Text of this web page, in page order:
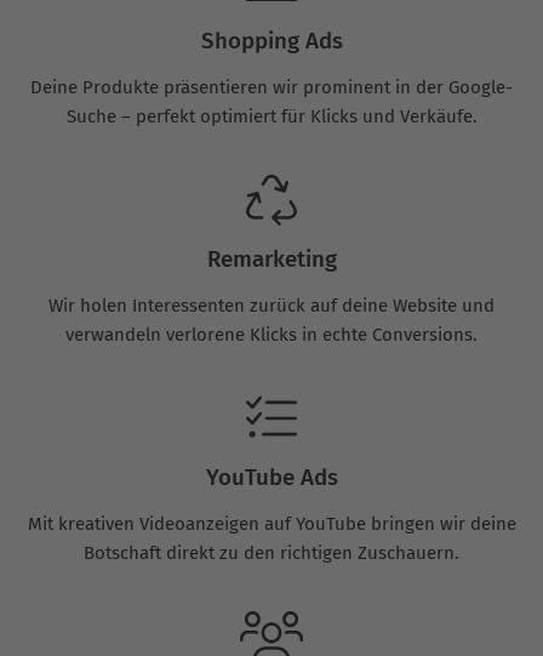
Shopping Ads
Deine Produkte präsentieren wir prominent in der Google-
Suche – perfekt optimiert für Klicks und Verkäufe.
Remarketing
Wir holen Interessenten zurück auf deine Website und
verwandeln verlorene Klicks in echte Conversions.
YouTube Ads
Mit kreativen Videoanzeigen auf YouTube bringen wir deine
Botschaft direkt zu den richtigen Zuschauern.